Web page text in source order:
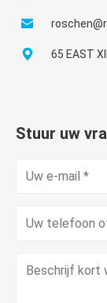
65 EAST
Stuur uw